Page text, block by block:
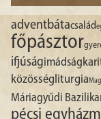
adventbátacsalád
főpásztor
ifjúságimádság
közösségliturgia
Máriagyűdi Bazilika
pécsi